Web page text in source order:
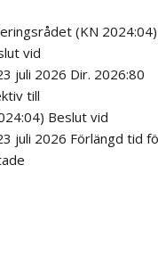
(KN 2024:04)
vid
juli 2026 Dir. 2026:80
till
Beslut vid
juli 2026 Förlängd tid